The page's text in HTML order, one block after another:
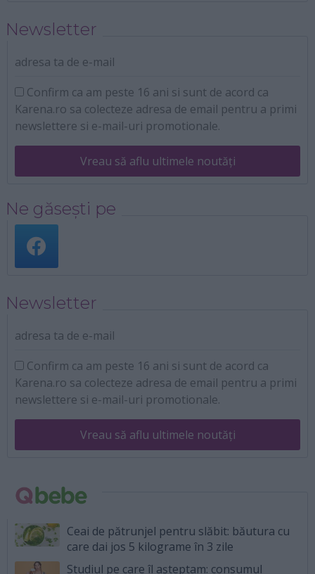
Newsletter
adresa ta de e-mail
Confirm ca am peste 16 ani si sunt de acord ca
Karena.ro sa colecteze adresa de email pentru a primi
newslettere si e-mail-uri promotionale.
Vreau să aflu ultimele noutăți
Ne găsești pe
Newsletter
adresa ta de e-mail
Confirm ca am peste 16 ani si sunt de acord ca
Karena.ro sa colecteze adresa de email pentru a primi
newslettere si e-mail-uri promotionale.
Vreau să aflu ultimele noutăți
Ceai de pătrunjel pentru slăbit: băutura cu
care dai jos 5 kilograme în 3 zile
Studiul pe care îl așteptam: consumul